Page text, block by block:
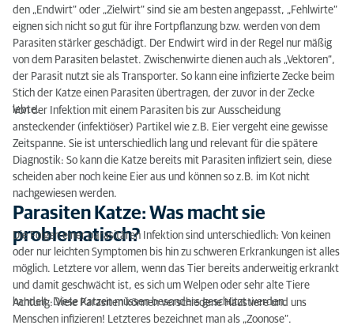
Parasiten Katze: Welche gibt es?
Parasiten Katze: Diagnose
Parasiten Katze: Behandlung
Parasiten Katze: Prophylaxe
Parasiten Katze: Fazit
den „Endwirt“ oder „Zielwirt“ sind sie am besten angepasst, „Fehlwirte“
eignen sich nicht so gut für ihre Fortpflanzung bzw. werden von dem
Parasiten stärker geschädigt. Der Endwirt wird in der Regel nur mäßig
von dem Parasiten belastet. Zwischenwirte dienen auch als „Vektoren“,
der Parasit nutzt sie als Transporter. So kann eine infizierte Zecke beim
Stich der Katze einen Parasiten übertragen, der zuvor in der Zecke
lebte.
Von der Infektion mit einem Parasiten bis zur Ausscheidung
ansteckender (infektiöser) Partikel wie z.B. Eier vergeht eine gewisse
Zeitspanne. Sie ist unterschiedlich lang und relevant für die spätere
Diagnostik: So kann die Katze bereits mit Parasiten infiziert sein, diese
scheiden aber noch keine Eier aus und können so z.B. im Kot nicht
nachgewiesen werden.
Parasiten Katze: Was macht sie
problematisch?
Die Folgen einer parasitären Infektion sind unterschiedlich: Von keinen
oder nur leichten Symptomen bis hin zu schweren Erkrankungen ist alles
möglich. Letztere vor allem, wenn das Tier bereits anderweitig erkrankt
und damit geschwächt ist, es sich um Welpen oder sehr alte Tiere
handelt. Diese Katzen müssen besonders geschützt werden.
Achtung: Viele Parasiten können verschiedene Haustiere und uns
Menschen infizieren! Letzteres bezeichnet man als „Zoonose“.